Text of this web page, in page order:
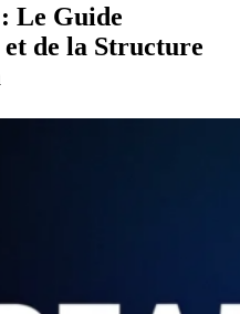
Le Guide
de la Structure